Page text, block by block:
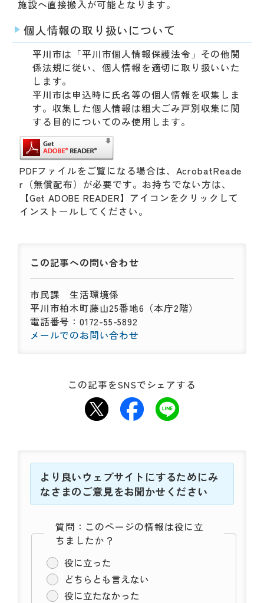
施設へ直接搬入が可能となります。
個人情報の取り扱いについて
平川市は「平川市個人情報保護法令」その他関
係法規に従い、個人情報を適切に取り扱いいた
します。
平川市は申込時に氏名等の個人情報を収集しま
す。収集した個人情報は粗大ごみ戸別収集に関
する目的についてのみ使用します。
PDFファイルをご覧になる場合は、AcrobatReade
r（無償配布）が必要です。お持ちでない方は、
【Get ADOBE READER】アイコンをクリックして
インストールしてください。
この記事への問い合わせ
市民課 生活環境係
平川市柏木町藤山25番地6（本庁2階）
電話番号：0172-55-5892
メールでのお問い合わせ
この記事をSNSでシェアする
より良いウェブサイトにするためにみ
なさまのご意見をお聞かせください
質問：このページの情報は役に立
ちましたか？
役に立った
どちらとも言えない
役に立たなかった